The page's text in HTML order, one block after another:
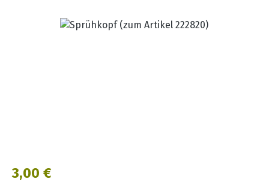
Bildergalerie überspringen
Regulärer Preis:
3,00 €